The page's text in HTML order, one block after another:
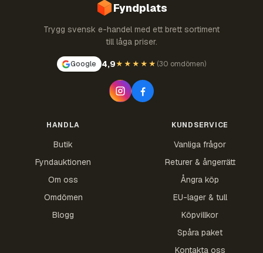
Fyndplats
Trygg svensk e-handel med ett brett sortiment
till låga priser.
Google 4,9★★★★★ (30 omdömen)
HANDLA
Butik
Fyndauktionen
Om oss
Omdömen
Blogg
KUNDSERVICE
Vanliga frågor
Returer & ångerrätt
Ångra köp
EU-lager & tull
Köpvillkor
Spåra paket
Kontakta oss